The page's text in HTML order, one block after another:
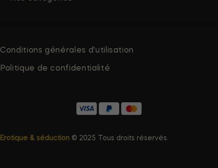
Conditions générales d'utilisation
Politique de confidentialité
Erotique & séduction © 2025 Tous droits réservés.